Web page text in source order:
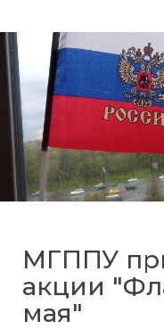
МГППУ
акции
мая"